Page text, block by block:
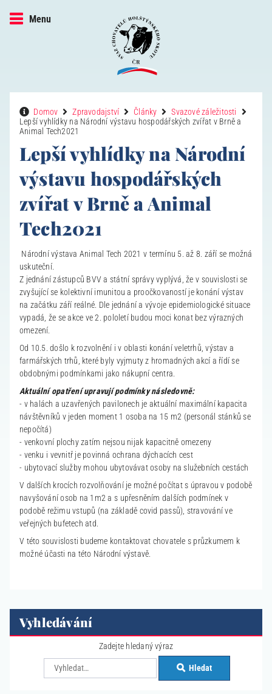
Menu
Domov Zpravodajství Články
Svazové záležitosti
Lepší vyhlídky na Národní výstavu hospodářských zvířat v Brně a
Animal Tech2021
Lepší vyhlídky na Národní
výstavu hospodářských
zvířat v Brně a Animal
Tech2021
Národní výstava Animal Tech 2021 v termínu 5. až 8. září se možná
uskuteční.
Z jednání zástupců BVV a státní správy vyplývá, že v souvislosti se
zvyšující se kolektivní imunitou a proočkovaností je konání výstav
na začátku září reálné. Dle jednání a vývoje epidemiologické situace
vypadá, že se akce ve 2. pololetí budou moci konat bez výrazných
omezení.
Od 10.5. došlo k rozvolnění i v oblasti konání veletrhů, výstav a
farmářských trhů, které byly vyjmuty z hromadných akcí a řídí se
obdobnými podmínkami jako nákupní centra.
Aktuální opatření upravují podmínky následovně:
- v halách a uzavřených pavilonech je aktuální maximální kapacita
návštěvníků v jeden moment 1 osoba na 15 m2 (personál stánků se
nepočítá)
- venkovní plochy zatím nejsou nijak kapacitně omezeny
- venku i vevnitř je povinná ochrana dýchacích cest
- ubytovací služby mohou ubytovávat osoby na služebních cestách
V dalších krocích rozvolňování je možné počítat s úpravou v podobě
navyšování osob na 1m2 a s upřesněním dalších podmínek v
podobě režimu vstupů (na základě covid passů), stravování ve
veřejných bufetech atd.
V této souvislosti budeme kontaktovat chovatele s průzkumem k
možné účasti na této Národní výstavě.
Vyhledávání
Zadejte hledaný výraz
Hledat